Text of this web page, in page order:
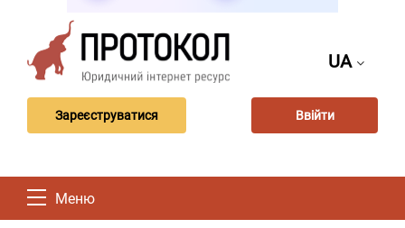
UA
Зареєструватися Ввійти
Меню